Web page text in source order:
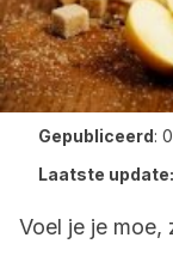
Gepubliceerd:
Laatste update:
Voel je je moe,